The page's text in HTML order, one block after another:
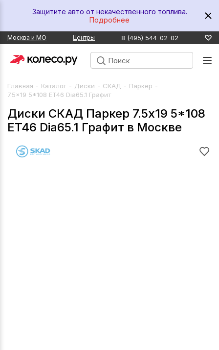
Защитите авто от некачественного топлива.
Подробнее
Москва и МО Центры 8 (495) 544-02-02
Главная - Каталог - Диски - СКАД - Паркер -
7.5x19 5*108 ET46 Dia65.1 Графит
Диски СКАД Паркер 7.5x19 5*108
ET46 Dia65.1 Графит в Москве